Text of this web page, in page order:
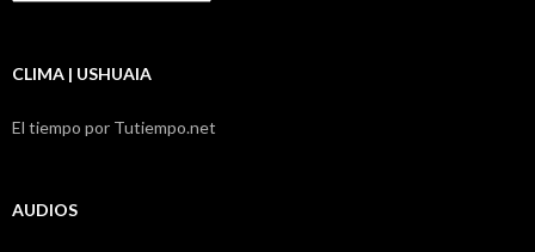
LBD
CLIMA | USHUAIA
El tiempo por Tutiempo.net
AUDIOS